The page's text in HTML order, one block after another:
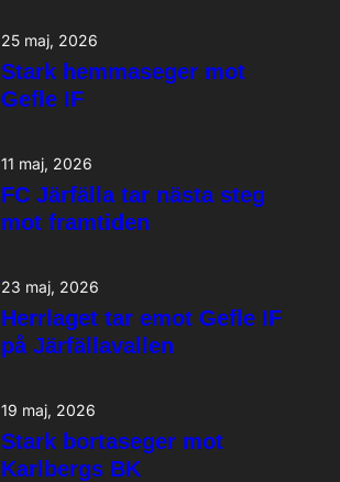
25 maj, 2026
Stark hemmaseger mot
Gefle IF
11 maj, 2026
FC Järfälla tar nästa steg
mot framtiden
23 maj, 2026
Herrlaget tar emot Gefle IF
på Järfällavallen
19 maj, 2026
Stark bortaseger mot
Karlbergs BK